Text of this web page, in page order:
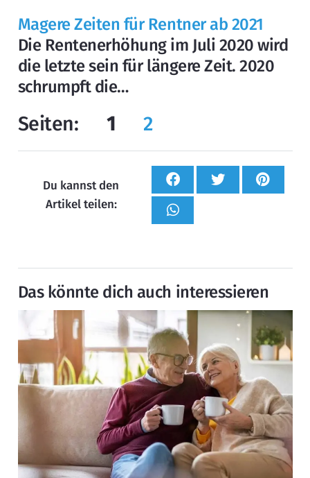
Magere Zeiten für Rentner ab 2021
Die Rentenerhöhung im Juli 2020 wird
die letzte sein für längere Zeit. 2020
schrumpft die…
Seiten: 1 2
Du kannst den
Artikel teilen:
Das könnte dich auch interessieren